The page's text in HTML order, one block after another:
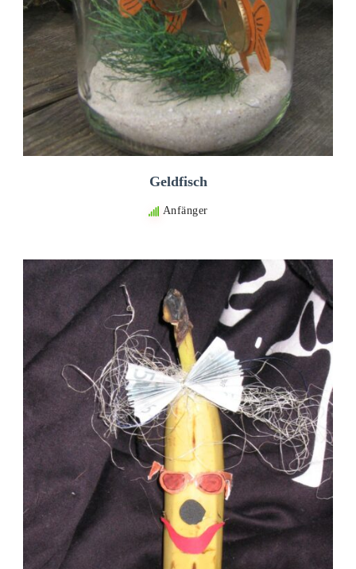
Geldfisch
Anfänger